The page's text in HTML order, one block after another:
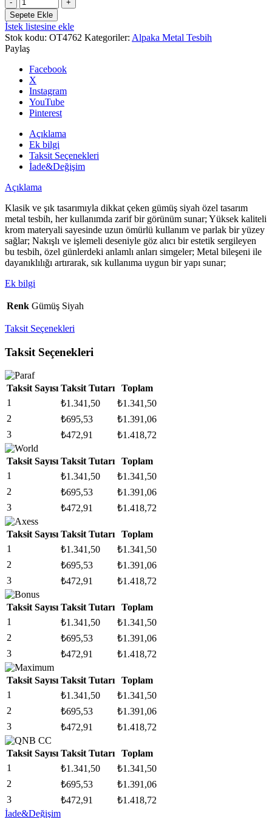
Siyah
Özel
Tasarım
Metal
Tesbih
adet
Sepete Ekle
İstek listesine ekle
Stok kodu: OT4762 Kategoriler: Alpaka Metal Tesbih
Paylaş
Facebook
X
Instagram
YouTube
Pinterest
Açıklama
Ek bilgi
Taksit Seçenekleri
İade&Değişim
Açıklama
Klasik ve şık tasarımıyla dikkat çeken gümüş siyah özel tasarım
metal tesbih, her kullanımda zarif bir görünüm sunar; Yüksek kaliteli
krom materyali sayesinde uzun ömürlü kullanım ve parlak bir yüzey
sağlar; Nakışlı ve işlemeli deseniyle göz alıcı bir estetik sergileyen
bu tesbih, özel günlerdeki anlamlı anları simgeler; Metal bileşeni ile
dayanıklılığı artırarak, sık kullanıma uygun bir yapı sunar;
Ek bilgi
Renk Gümüş Siyah
Taksit Seçenekleri
Taksit Seçenekleri
Taksit Sayısı Taksit Tutarı
Toplam
1
₺1.341,50 ₺1.341,50
2
₺695,53 ₺1.391,06
3
₺472,91 ₺1.418,72
Taksit Sayısı Taksit Tutarı
Toplam
1
₺1.341,50 ₺1.341,50
2
₺695,53 ₺1.391,06
3
₺472,91 ₺1.418,72
Taksit Sayısı Taksit Tutarı
Toplam
1
₺1.341,50 ₺1.341,50
2
₺695,53 ₺1.391,06
3
₺472,91 ₺1.418,72
Taksit Sayısı Taksit Tutarı
Toplam
1
₺1.341,50 ₺1.341,50
2
₺695,53 ₺1.391,06
3
₺472,91 ₺1.418,72
Taksit Sayısı Taksit Tutarı
Toplam
1
₺1.341,50 ₺1.341,50
2
₺695,53 ₺1.391,06
3
₺472,91 ₺1.418,72
Taksit Sayısı Taksit Tutarı
Toplam
1
₺1.341,50 ₺1.341,50
2
₺695,53 ₺1.391,06
3
₺472,91 ₺1.418,72
İade&Değişim